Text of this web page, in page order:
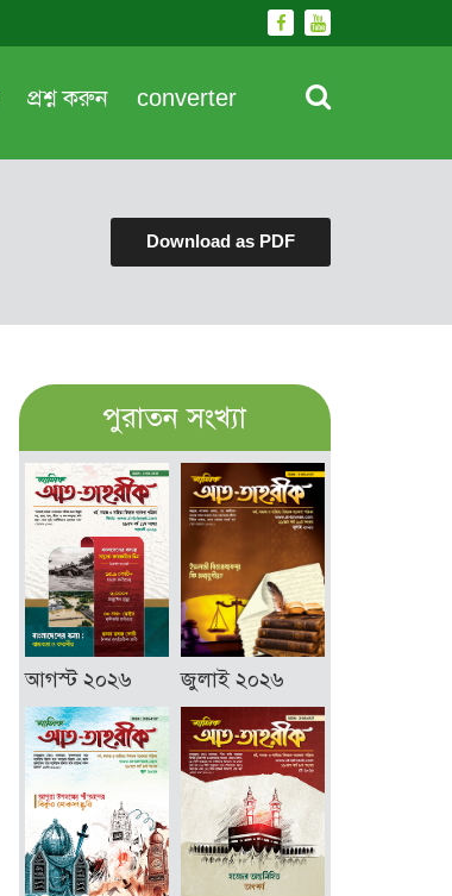
প্রশ্ন করুন converter
Download as PDF
পুরাতন সংখ্যা
আগস্ট ২০২৬ জুলাই ২০২৬